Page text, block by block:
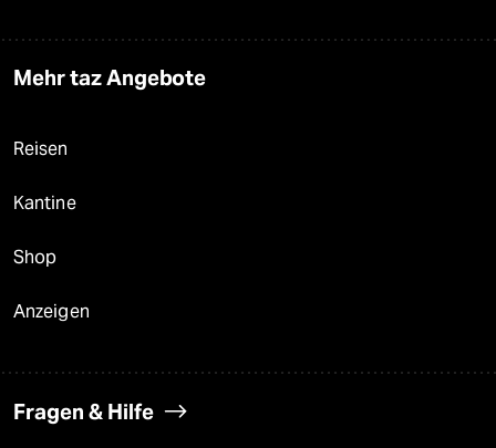
Mehr taz Angebote
Reisen
Kantine
Shop
Anzeigen
Fragen & Hilfe